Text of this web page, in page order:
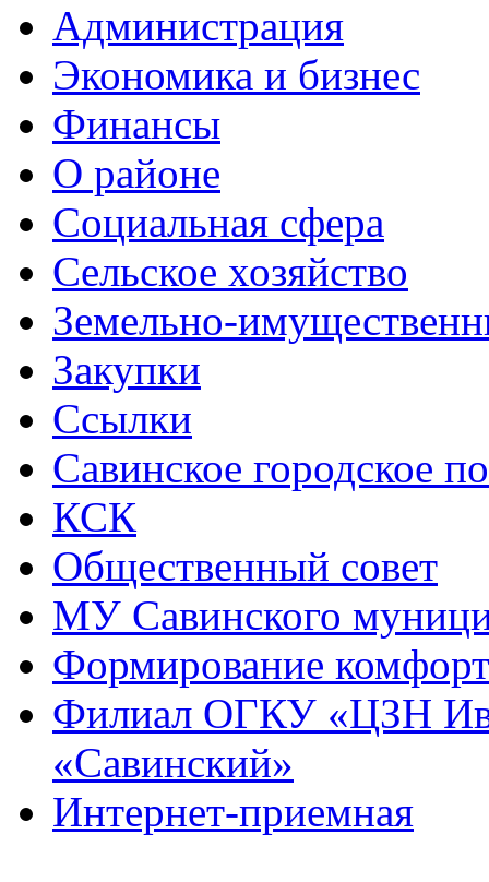
Администрация
Экономика и бизнес
Финансы
О районе
Социальная сфера
Сельское хозяйство
Земельно-
Закупки
Ссылки
Савинское городское
КСК
Общественный совет
МУ Савинского
Формирование
Филиал ОГКУ «ЦЗН
«Савинский»
Интернет-приемная